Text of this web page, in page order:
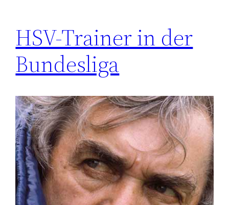
HSV-Trainer in der
Bundesliga